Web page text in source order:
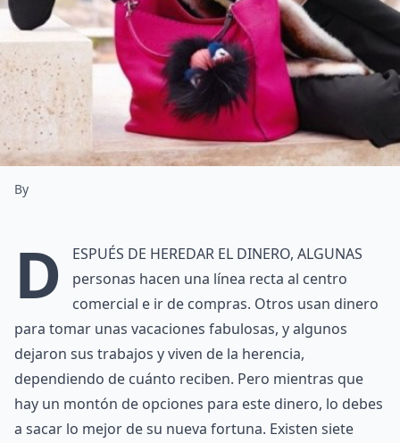
By
D
espués de heredar el dinero, algunas
personas hacen una línea recta al centro
comercial e ir de compras. Otros usan dinero
para tomar unas vacaciones fabulosas, y algunos
dejaron sus trabajos y viven de la herencia,
dependiendo de cuánto reciben. Pero mientras que
hay un montón de opciones para este dinero, lo debes
a sacar lo mejor de su nueva fortuna. Existen siete